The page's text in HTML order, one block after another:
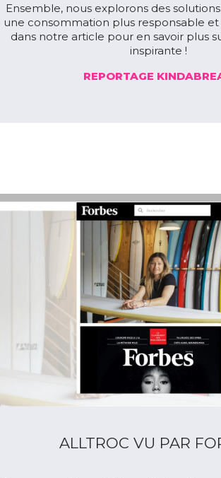
Ensemble, nous explorons des
une consommation plus responsable
dans notre article pour en savoir plus
inspirante !
REPORTAGE
ALLTROC VU PAR